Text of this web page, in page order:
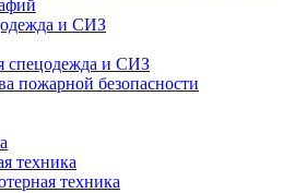
и СИЗ
спецодежда и СИЗ
пожарной безопасности
техника
техника